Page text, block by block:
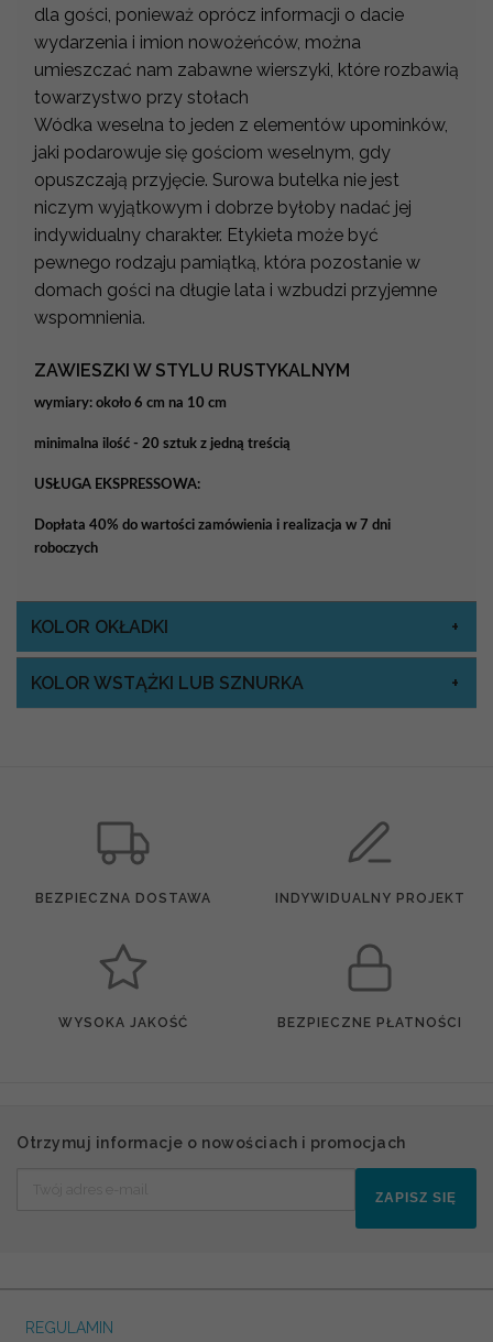
dla gości, ponieważ oprócz informacji o dacie
wydarzenia i imion nowożeńców, można
umieszczać nam zabawne wierszyki, które rozbawią
towarzystwo przy stołach
Wódka weselna to jeden z elementów upominków,
jaki podarowuje się gościom weselnym, gdy
opuszczają przyjęcie. Surowa butelka nie jest
niczym wyjątkowym i dobrze byłoby nadać jej
indywidualny charakter. Etykieta może być
pewnego rodzaju pamiątką, która pozostanie w
domach gości na długie lata i wzbudzi przyjemne
wspomnienia.
ZAWIESZKI W STYLU RUSTYKALNYM
wymiary: około 6 cm na 10 cm
minimalna ilość - 20 sztuk z jedną treścią
USŁUGA EKSPRESSOWA:
Dopłata 40% do wartości zamówienia i realizacja w 7 dni
roboczych
KOLOR OKŁADKI
KOLOR WSTĄŻKI LUB SZNURKA
BEZPIECZNA DOSTAWA INDYWIDUALNY PROJEKT
WYSOKA JAKOŚĆ BEZPIECZNE PŁATNOŚCI
Otrzymuj informacje o nowościach i promocjach
ZAPISZ SIĘ
REGULAMIN